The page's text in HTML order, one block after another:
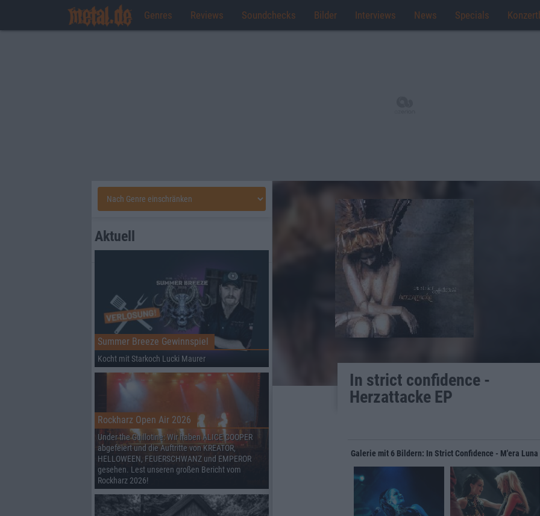
Genres Reviews Soundchecks Bilder Interviews News Specials
In strict confidence -
Herzattacke EP
Galerie mit 6 Bildern: In Strict Confidence - M'era Luna
Aktuell
Summer Breeze Gewinnspiel
Kocht mit Starkoch Lucki Maurer
Rockharz Open Air 2026
Under the Guillotine: Wir haben ALICE COOPER
abgefeiert und die Auftritte von KREATOR,
HELLOWEEN, FEUERSCHWANZ und EMPEROR
gesehen. Lest unseren großen Bericht vom
Rockharz 2026!